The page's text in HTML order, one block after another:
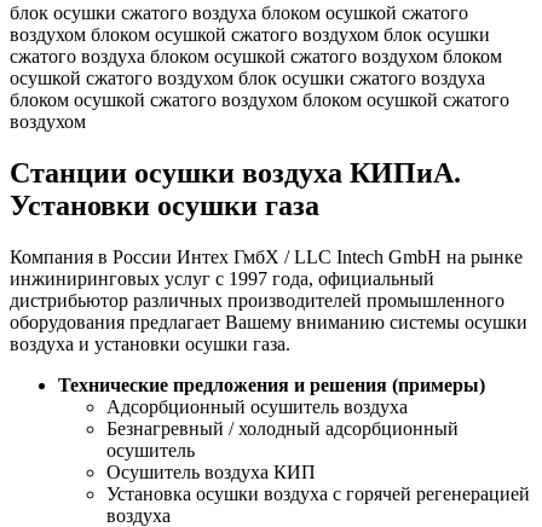
блок осушки сжатого воздуха блоком осушкой сжатого
воздухом блоком осушкой сжатого воздухом блок осушки
сжатого воздуха блоком осушкой сжатого воздухом блоком
осушкой сжатого воздухом блок осушки сжатого воздуха
блоком осушкой сжатого воздухом блоком осушкой сжатого
воздухом
Станции осушки воздуха КИПиА.
Установки осушки газа
Компания в России Интех ГмбХ / LLC Intech GmbH на рынке
инжиниринговых услуг с 1997 года, официальный
дистрибьютор различных производителей промышленного
оборудования предлагает Вашему вниманию системы осушки
воздуха и установки осушки газа.
Технические предложения и решения (примеры)
Адсорбционный осушитель воздуха
Безнагревный / холодный адсорбционный
осушитель
Осушитель воздуха КИП
Установка осушки воздуха с горячей регенерацией
воздуха